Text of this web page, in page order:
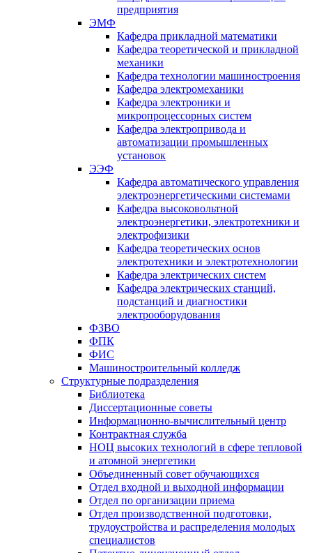
предприятия
ЭМФ
Кафедра прикладной математики
Кафедра теоретической и прикладной
механики
Кафедра технологии машиностроения
Кафедра электромеханики
Кафедра электроники и
микропроцессорных систем
Кафедра электропривода и
автоматизации промышленных
установок
ЭЭФ
Кафедра автоматического управления
электроэнергетическими системами
Кафедра высоковольтной
электроэнергетики, электротехники и
электрофизики
Кафедра теоретических основ
электротехники и электротехнологии
Кафедра электрических систем
Кафедра электрических станций,
подстанций и диагностики
электрооборудования
ФЗВО
ФПК
ФИС
Машиностроительный колледж
Структурные подразделения
Библиотека
Диссертационные советы
Информационно-вычислительный центр
Контрактная служба
НОЦ высоких технологий в сфере тепловой
и атомной энергетики
Объединенный совет обучающихся
Отдел входной и выходной информации
Отдел по организации приема
Отдел производственной подготовки,
трудоустройства и распределения молодых
специалистов